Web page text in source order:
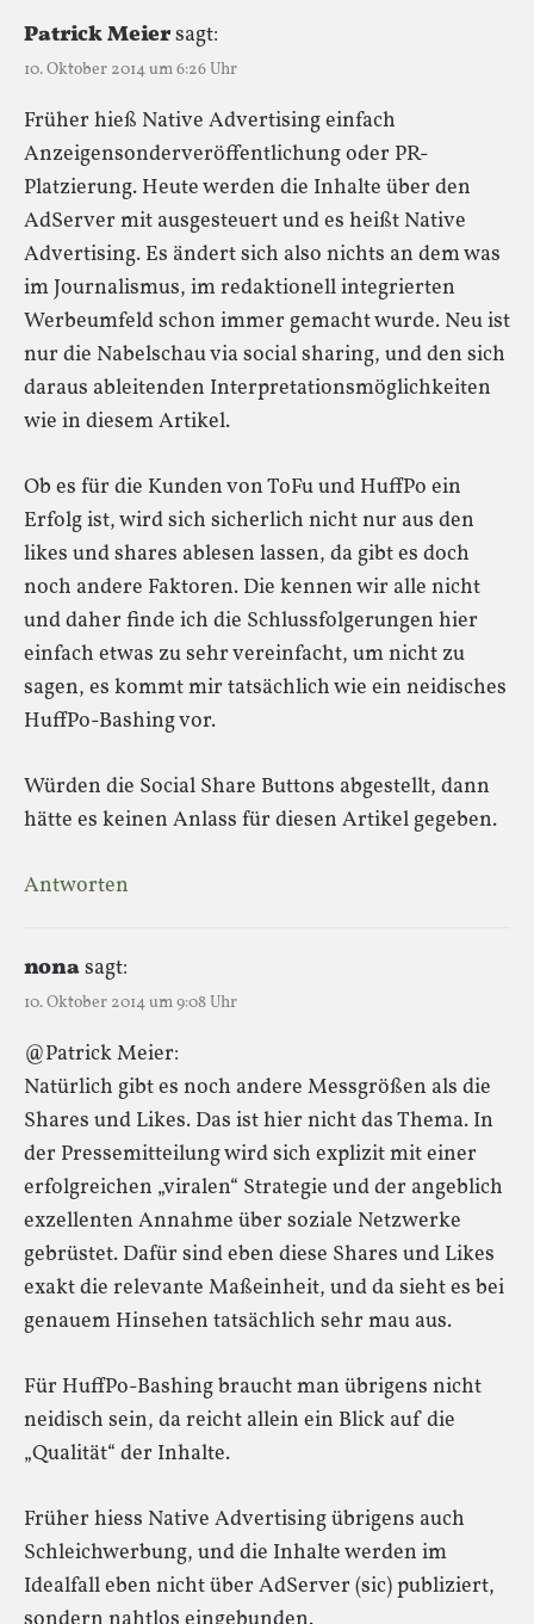
Patrick Meiersagt:
10. Oktober 2014 um 6:26 Uhr
Früher hieß Native Advertising einfach
Anzeigensonderveröffentlichung oder PR-
Platzierung. Heute werden die Inhalte über den
AdServer mit ausgesteuert und es heißt Native
Advertising. Es ändert sich also nichts an dem was
im Journalismus, im redaktionell integrierten
Werbeumfeld schon immer gemacht wurde. Neu ist
nur die Nabelschau via social sharing, und den sich
daraus ableitenden Interpretationsmöglichkeiten
wie in diesem Artikel.
Ob es für die Kunden von ToFu und HuffPo ein
Erfolg ist, wird sich sicherlich nicht nur aus den
likes und shares ablesen lassen, da gibt es doch
noch andere Faktoren. Die kennen wir alle nicht
und daher finde ich die Schlussfolgerungen hier
einfach etwas zu sehr vereinfacht, um nicht zu
sagen, es kommt mir tatsächlich wie ein neidisches
HuffPo-Bashing vor.
Würden die Social Share Buttons abgestellt, dann
hätte es keinen Anlass für diesen Artikel gegeben.
Antworten
nonasagt:
10. Oktober 2014 um 9:08 Uhr
@Patrick Meier:
Natürlich gibt es noch andere Messgrößen als die
Shares und Likes. Das ist hier nicht das Thema. In
der Pressemitteilung wird sich explizit mit einer
erfolgreichen „viralen“ Strategie und der angeblich
exzellenten Annahme über soziale Netzwerke
gebrüstet. Dafür sind eben diese Shares und Likes
exakt die relevante Maßeinheit, und da sieht es bei
genauem Hinsehen tatsächlich sehr mau aus.
Für HuffPo-Bashing braucht man übrigens nicht
neidisch sein, da reicht allein ein Blick auf die
„Qualität“ der Inhalte.
Früher hiess Native Advertising übrigens auch
Schleichwerbung, und die Inhalte werden im
Idealfall eben nicht über AdServer (sic) publiziert,